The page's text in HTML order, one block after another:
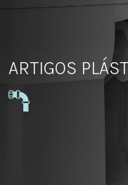
ARTIGOS